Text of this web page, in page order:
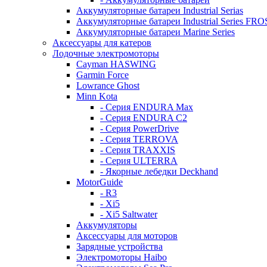
Аккумуляторные батареи Industrial Serias
Аккумуляторные батареи Industrial Series
Аккумуляторные батареи Marine Series
Аксессуары для катеров
Лодочные электромоторы
Cayman HASWING
Garmin Force
Lowrance Ghost
Minn Kota
- Серия ENDURA Max
- Серия ENDURA C2
- Серия PowerDrive
- Серия TERROVA
- Серия TRAXXIS
- Серия ULTERRA
- Якорные лебедки Deckhand
MotorGuide
- R3
- Xi5
- Xi5 Saltwater
Аккумуляторы
Аксессуары для моторов
Зарядные устройства
Электромоторы Haibo